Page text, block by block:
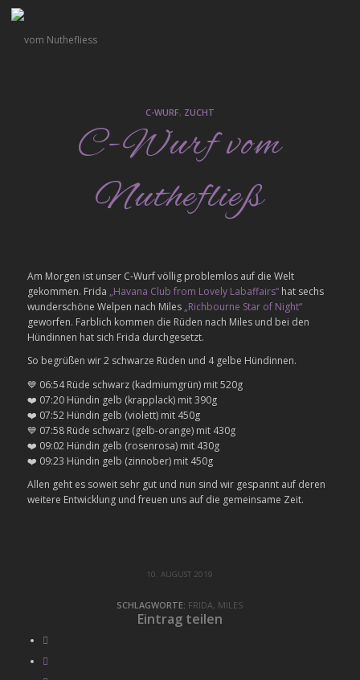
C-WURF, ZUCHT
C-Wurf vom
Nuthefließ
Am Morgen ist unser C-Wurf völlig problemlos auf die Welt
gekommen. Frida „Havana Club from Lovely Labaffairs“hat sechs
wunderschöne Welpen nach Miles „Richbourne Star of Night“
geworfen. Farblich kommen die Rüden nach Miles und bei den
Hündinnen hat sich Frida durchgesetzt.
So begrüßen wir 2 schwarze Rüden und 4 gelbe Hündinnen.
💙 06:54 Rüde schwarz (kadmiumgrün) mit 520g
❤️ 07:20 Hündin gelb (krapplack) mit 390g
❤️ 07:52 Hündin gelb (violett) mit 450g
💙 07:58 Rüde schwarz (gelb-orange) mit 430g
❤️ 09:02 Hündin gelb (rosenrosa) mit 430g
❤️ 09:23 Hündin gelb (zinnober) mit 450g
Allen geht es soweit sehr gut und nun sind wir gespannt auf deren
weitere Entwicklung und freuen uns auf die gemeinsame Zeit.
10. AUGUST 2019
SCHLAGWORTE: FRIDA, MILES
Eintrag teilen